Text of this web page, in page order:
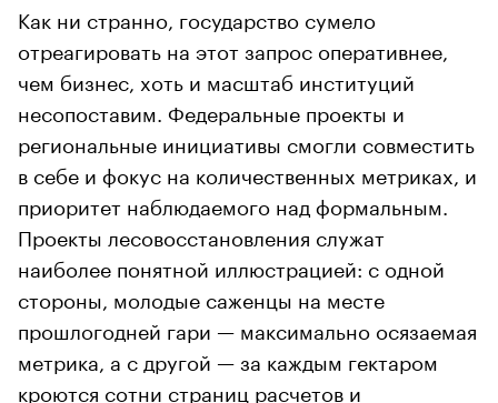
Как ни странно, государство сумело
отреагировать на этот запрос оперативнее,
чем бизнес, хоть и масштаб институций
несопоставим. Федеральные проекты и
региональные инициативы смогли совместить
в себе и фокус на количественных метриках, и
приоритет наблюдаемого над формальным.
Проекты лесовосстановления служат
наиболее понятной иллюстрацией: с одной
стороны, молодые саженцы на месте
прошлогодней гари — максимально осязаемая
метрика, а с другой — за каждым гектаром
кроются сотни страниц расчетов и